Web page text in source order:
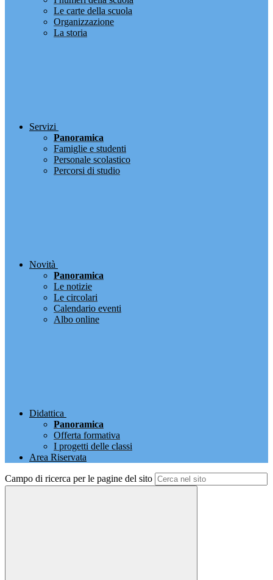
Le carte della scuola
Organizzazione
La storia
Servizi
Panoramica
Famiglie e studenti
Personale scolastico
Percorsi di studio
Novità
Panoramica
Le notizie
Le circolari
Calendario eventi
Albo online
Didattica
Panoramica
Offerta formativa
I progetti delle classi
Area Riservata
Campo di ricerca per le pagine del sito